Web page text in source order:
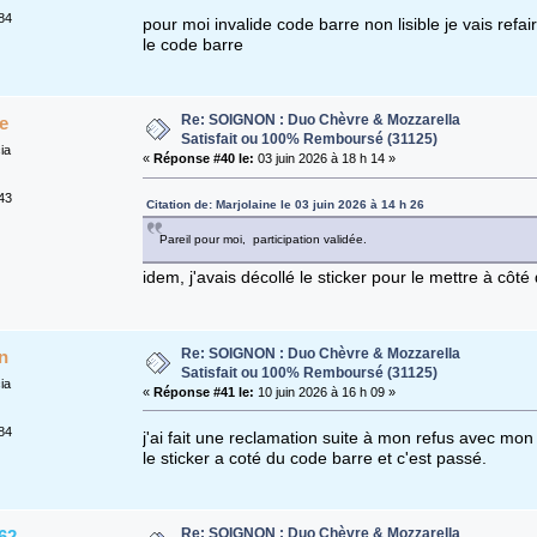
pour moi invalide code barre non lisible je vais
le code barre
Re: SOIGNON : Duo Chèvre & Mozzarella
Satisfait ou 100% Remboursé (31125)
« Réponse #40 le: 03 juin 2026 à 18 h 14 »
Citation de: Marjolaine le 03 juin 2026 à 14 h 26
Pareil pour moi, participation validée.
idem, j'avais décollé le sticker pour le mettre à côté
Re: SOIGNON : Duo Chèvre & Mozzarella
Satisfait ou 100% Remboursé (31125)
«Réponse #41 le: 10 juin 2026 à 16 h 09 »
j'ai fait une reclamation suite à mon refus avec
le sticker a coté du code barre et c'est passé.
Re: SOIGNON : Duo Chèvre & Mozzarella